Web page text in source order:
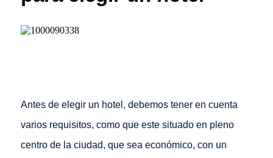
Antes de elegir un hotel, debemos tener en cuenta
varios requisitos, como que este situado en pleno
centro de la ciudad, que sea económico, con un